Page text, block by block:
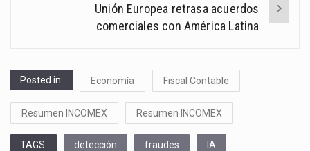
Unión Europea retrasa acuerdos
comerciales con América Latina
Posted in: Economía Fiscal Contable
Resumen INCOMEX Resumen INCOMEX
TAGS: detección fraudes IA